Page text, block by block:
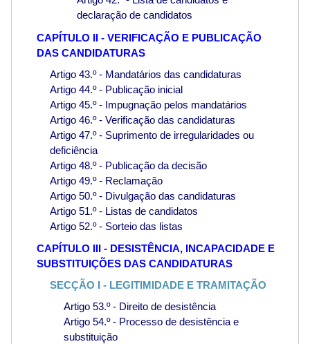
declaração de candidatos
CAPÍTULO II - VERIFICAÇÃO E PUBLICAÇÃO
DAS CANDIDATURAS
Artigo 43.º - Mandatários das candidaturas
Artigo 44.º - Publicação inicial
Artigo 45.º - Impugnação pelos mandatários
Artigo 46.º - Verificação das candidaturas
Artigo 47.º - Suprimento de irregularidades ou
deficiência
Artigo 48.º - Publicação da decisão
Artigo 49.º - Reclamação
Artigo 50.º - Divulgação das candidaturas
Artigo 51.º - Listas de candidatos
Artigo 52.º - Sorteio das listas
CAPÍTULO III - DESISTÊNCIA, INCAPACIDADE E
SUBSTITUIÇÕES DAS CANDIDATURAS
SECÇÃO I - LEGITIMIDADE E TRAMITAÇÃO
Artigo 53.º - Direito de desistência
Artigo 54.º - Processo de desistência e
substituição